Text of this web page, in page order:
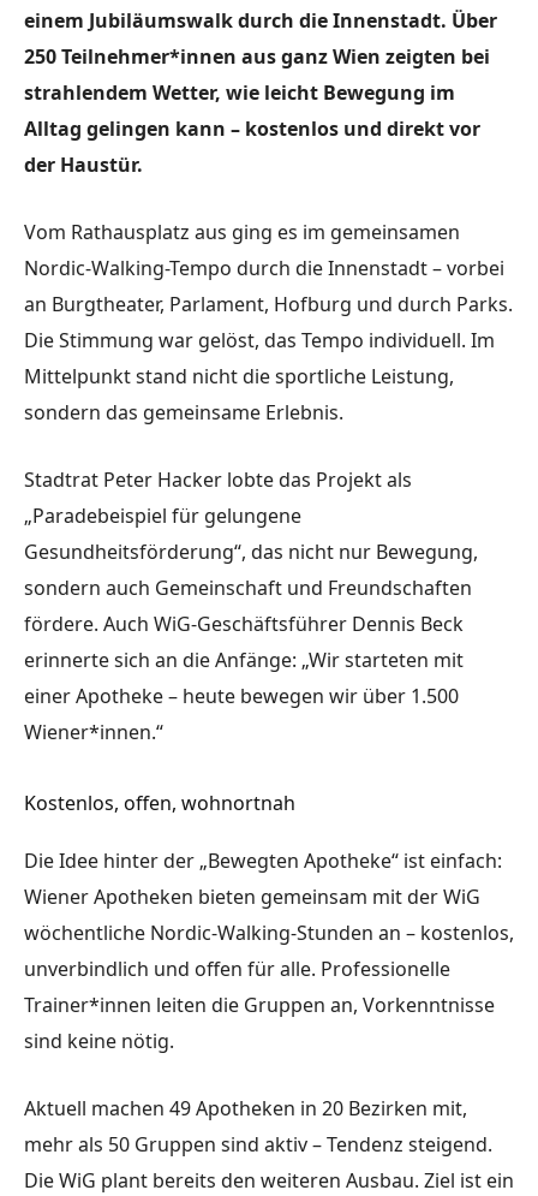
einem Jubiläumswalk durch die Innenstadt. Über
250 Teilnehmer*innen aus ganz Wien zeigten bei
strahlendem Wetter, wie leicht Bewegung im
Alltag gelingen kann – kostenlos und direkt vor
der Haustür.
Vom Rathausplatz aus ging es im gemeinsamen
Nordic-Walking-Tempo durch die Innenstadt – vorbei
an Burgtheater, Parlament, Hofburg und durch Parks.
Die Stimmung war gelöst, das Tempo individuell. Im
Mittelpunkt stand nicht die sportliche Leistung,
sondern das gemeinsame Erlebnis.
Stadtrat Peter Hacker lobte das Projekt als
„Paradebeispiel für gelungene
Gesundheitsförderung“, das nicht nur Bewegung,
sondern auch Gemeinschaft und Freundschaften
fördere. Auch WiG-Geschäftsführer Dennis Beck
erinnerte sich an die Anfänge: „Wir starteten mit
einer Apotheke – heute bewegen wir über 1.500
Wiener*innen.“
Kostenlos, offen, wohnortnah
Die Idee hinter der „Bewegten Apotheke“ ist einfach:
Wiener Apotheken bieten gemeinsam mit der WiG
wöchentliche Nordic-Walking-Stunden an – kostenlos,
unverbindlich und offen für alle. Professionelle
Trainer*innen leiten die Gruppen an, Vorkenntnisse
sind keine nötig.
Aktuell machen 49 Apotheken in 20 Bezirken mit,
mehr als 50 Gruppen sind aktiv – Tendenz steigend.
Die WiG plant bereits den weiteren Ausbau. Ziel ist ein